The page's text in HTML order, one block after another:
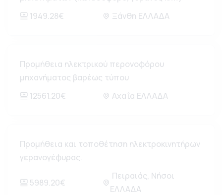
1949.28€
Ξάνθη ΕΛΛΑΔΑ
Προμήθεια ηλεκτρικού περονοφόρου
μηχανήματος βαρέως τύπου
12561.20€
Αχαΐα ΕΛΛΑΔΑ
Προμήθεια και τοποθέτηση ηλεκτροκινητήρων
γερανογέφυρας.
5989.20€
Πειραιάς, Νήσοι
ΕΛΛΑΔΑ